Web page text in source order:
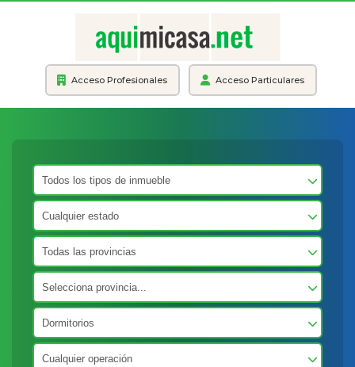
Acceso Profesionales Acceso Particulares